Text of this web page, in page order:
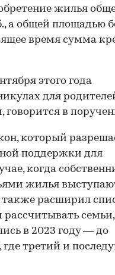
жилья
а общей площадью
время сумма
этого года
для
говорится в
который
поддержки для
когда
жилья
также расширил
семьи,
в 2023 году — до
где третий и